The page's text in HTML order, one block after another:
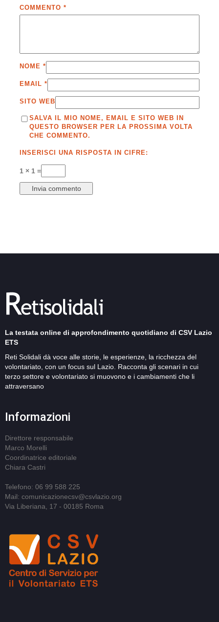
COMMENTO *
NOME *
EMAIL *
SITO WEB
SALVA IL MIO NOME, EMAIL E SITO WEB IN
QUESTO BROWSER PER LA PROSSIMA VOLTA
CHE COMMENTO.
INSERISCI UNA RISPOSTA IN CIFRE:
1 × 1 =
La testata online di approfondimento quotidiano di CSV Lazio
ETS
Reti Solidali dà voce alle storie, le esperienze, la ricchezza del
volontariato, con un focus sul Lazio. Racconta gli scenari in cui
terzo settore e volontariato si muovono e i cambiamenti che li
attraversano
Informazioni
Direttore responsabile
Marco Morelli
Coordinatrice editoriale
Chiara Castri
Telefono: 06 99 588 225
Mail: comunicazionecsv@csvlazio.org
Via Liberiana, 17 - 00185 Roma